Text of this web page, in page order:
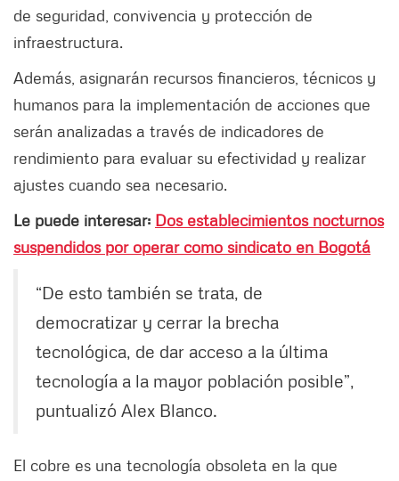
de seguridad, convivencia y protección de
infraestructura.
Además, asignarán recursos financieros, técnicos y
humanos para la implementación de acciones que
serán analizadas a través de indicadores de
rendimiento para evaluar su efectividad y realizar
ajustes cuando sea necesario.
Le puede interesar: Dos establecimientos nocturnos
suspendidos por operar como sindicato en Bogotá
“De esto también se trata, de
democratizar y cerrar la brecha
tecnológica, de dar acceso a la última
tecnología a la mayor población posible”,
puntualizó Alex Blanco.
El cobre es una tecnología obsoleta en la que